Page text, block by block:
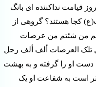
قیامت نداکننده ای بانگ
کجا هستند؟ گروهی از
من شئتم من عرصات
تلک العرصات ألف ألف رجل
او را گرفته و به بهشت
است به شفاعت او یک